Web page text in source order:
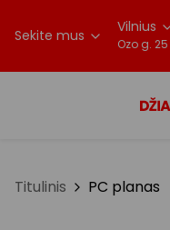
Sekite mus Vilnius
Ozo g. 25
Titulinis PC planas